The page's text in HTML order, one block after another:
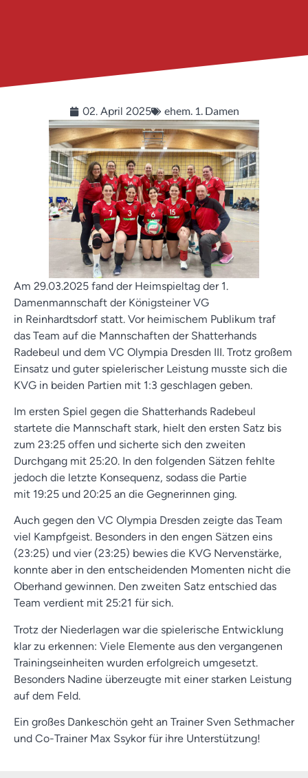
02. April 2025 ehem. 1. Damen
Am 29.03.2025 fand der Heimspieltag der 1.
Damenmannschaft der Königsteiner VG
in Reinhardtsdorf statt. Vor heimischem Publikum traf
das Team auf die Mannschaften der Shatterhands
Radebeul und dem VC Olympia Dresden III. Trotz großem
Einsatz und guter spielerischer Leistung musste sich die
KVG in beiden Partien mit 1:3 geschlagen geben.
Im ersten Spiel gegen die Shatterhands Radebeul
startete die Mannschaft stark, hielt den ersten Satz bis
zum 23:25 offen und sicherte sich den zweiten
Durchgang mit 25:20. In den folgenden Sätzen fehlte
jedoch die letzte Konsequenz, sodass die Partie
mit 19:25 und 20:25 an die Gegnerinnen ging.
Auch gegen den VC Olympia Dresden zeigte das Team
viel Kampfgeist. Besonders in den engen Sätzen eins
(23:25) und vier (23:25) bewies die KVG Nervenstärke,
konnte aber in den entscheidenden Momenten nicht die
Oberhand gewinnen. Den zweiten Satz entschied das
Team verdient mit 25:21 für sich.
Trotz der Niederlagen war die spielerische Entwicklung
klar zu erkennen: Viele Elemente aus den vergangenen
Trainingseinheiten wurden erfolgreich umgesetzt.
Besonders Nadine überzeugte mit einer starken Leistung
auf dem Feld.
Ein großes Dankeschön geht an Trainer Sven Sethmacher
und Co-Trainer Max Ssykor für ihre Unterstützung!